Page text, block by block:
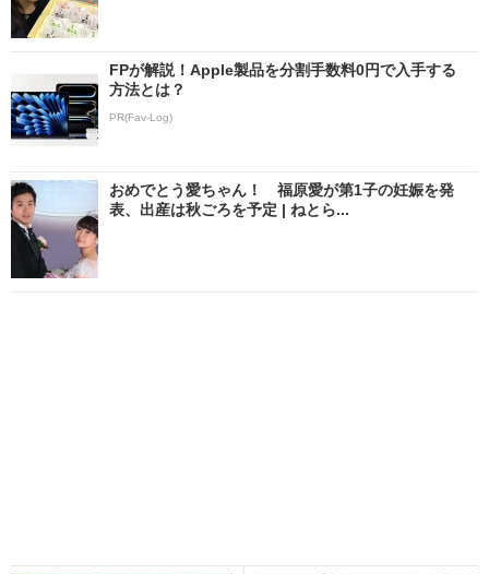
FPが解説！Apple製品を分割手数料0円で入手する
方法とは？
PR(Fav-Log)
おめでとう愛ちゃん！ 福原愛が第1子の妊娠を発
表、出産は秋ごろを予定 | ねとら...